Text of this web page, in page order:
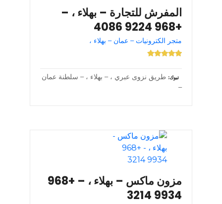
المفرش للتجارة – بهلاء ، –
+968 9224 4086
متجر الكترونيات – عمان – بهلاء ،
تبوك طريق نزوى عبري ، – بهلاء ، – سلطنة عمان
–
مزون ماكس – بهلاء ، – +968
9934 3214